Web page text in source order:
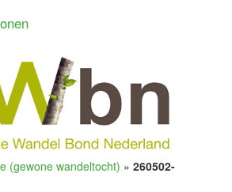
(gewone wandeltocht) » 260502-